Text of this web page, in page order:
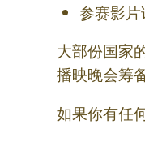
参赛影
大部份国家
播映晚会筹
如果你有任